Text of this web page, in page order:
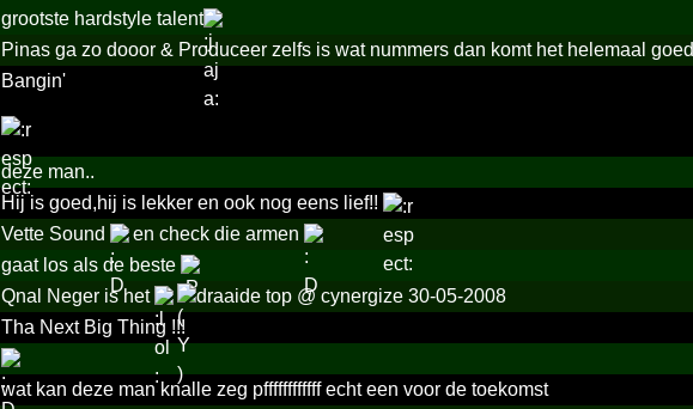
grootste hardstyle talent
Pinas ga zo dooor & Produceer zelfs is wat nummers dan komt het helemaal goed
Bangin'
deze man..
Hij is goed,hij is lekker en ook nog eens lief!!
Vette Sound en check die armen
gaat los als de beste
Qnal Neger is het draaide top @ cynergize 30-05-2008
Tha Next Big Thing !!!
wat kan deze man knalle zeg pffffffffffff echt een voor de toekomst